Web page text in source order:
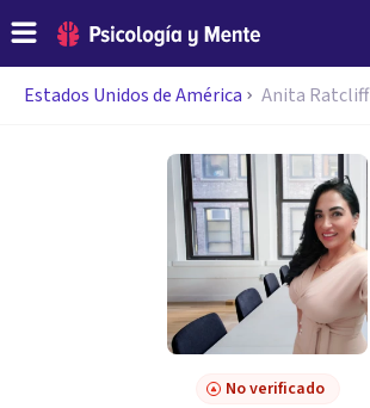
Estados Unidos de América Anita Ratcliff
No verificado